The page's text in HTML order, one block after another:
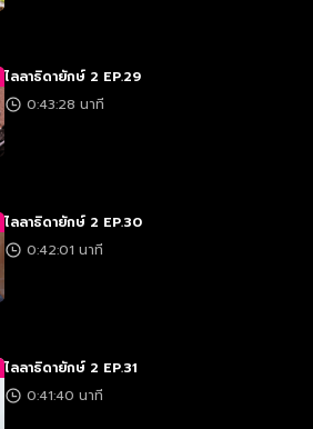
ไลลาธิดายักษ์ 2 EP.29
0:43:28 นาที
ไลลาธิดายักษ์ 2 EP.30
0:42:01 นาที
ไลลาธิดายักษ์ 2 EP.31
0:41:40 นาที